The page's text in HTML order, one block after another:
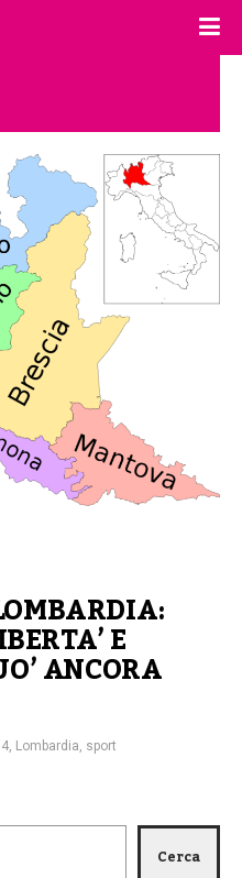
E
ANCORA
, Lombardia, sport
Cerca